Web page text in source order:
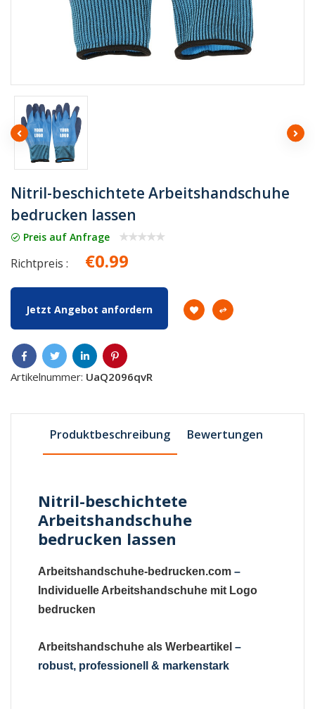
Nitril-beschichtete Arbeitshandschuhe
bedrucken lassen
Preis auf Anfrage
Richtpreis : €0.99
Jetzt Angebot anfordern
Artikelnummer: UaQ2096qvR
Produktbeschreibung Bewertungen
Nitril-beschichtete
Arbeitshandschuhe
bedrucken lassen
Arbeitshandschuhe-bedrucken.com –
Individuelle Arbeitshandschuhe mit Logo
bedrucken
Arbeitshandschuhe als Werbeartikel –
robust, professionell & markenstark